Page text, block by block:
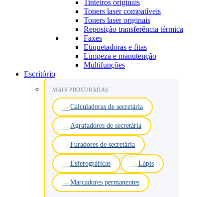
Tinteiros originais
Toners laser compatíveis
Toners laser originais
Reposição transferência térmica
Faxes
Etiquetadoras e fitas
Limpeza e manutenção
Multifunções
Escritório
MAIS PROCURADAS
Calculadoras de secretária
Agrafadores de secretária
Furadores de secretária
Esferográficas Lápis
Marcadores permanentes